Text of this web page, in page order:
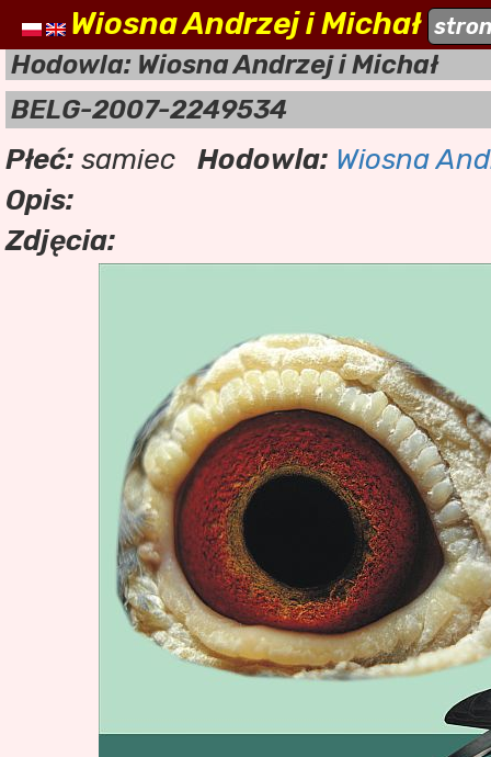
naszehodowle.pl
Wiosna Andrzej i Michał
Hodowla: Wiosna Andrzej i Michał
BELG-2007-2249534
Płeć: samiec Hodowla: Wiosna
Opis:
Zdjęcia: